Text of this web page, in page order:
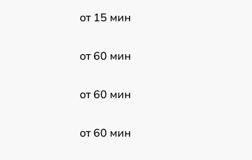
от 15 мин
от 60 мин
от 60 мин
от 60 мин